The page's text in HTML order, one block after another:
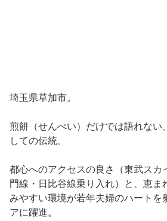
埼玉県草加市。
煎餅（せんべい）だけでは語れない
しての伝統。
都心へのアクセスの良さ（東武ス
門線・日比谷線乗り入れ）と、恵ま
みやすい環境が若年夫婦のハートを
アに躍進。